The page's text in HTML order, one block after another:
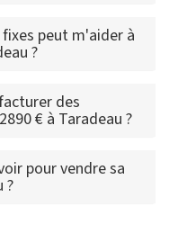
peut m'aider à
?
des
€ à Taradeau ?
pour vendre sa
?